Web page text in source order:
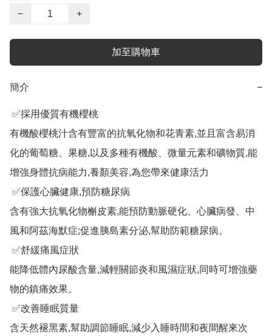
−
+
加至購物車
簡介 −
有機酸櫻桃汁含有豐富的抗氧化物和花青素,並且富含易消
化的葡萄糖、果糖,以及多種有機酸、微量元素和礦物質,能
增強身體抗病能力,養顏美容,為您帶來健康活力
含有強大抗氧化物槲皮素,能預防動脈硬化、心臟病發、中
風和阿茲海默症;促進胰島素分泌,幫助防範糖尿病。
能降低體內尿酸含量,減輕關節炎和風濕症狀,同時可增強藥
物的鎮痛效果。
含天然褪黑素,幫助調節睡眠,減少入睡時間和夜間醒來次